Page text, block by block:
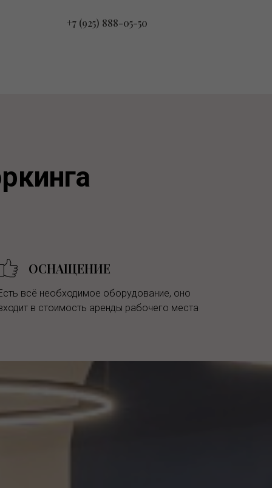
+7 (925) 888-05-50
ОСНАЩЕНИЕ
всё необходимое оборудование, оно
в стоимость аренды рабочего места